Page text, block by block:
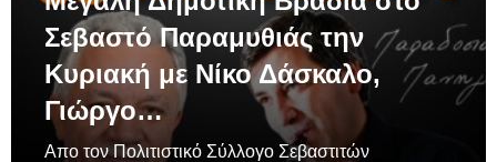
Σεβαστό Παραμυθιάς την
Κυριακή με Νίκο Δάσκαλο,
Γιώργο…
Απο τον Πολιτιστικό Σύλλογο Σεβαστιτών